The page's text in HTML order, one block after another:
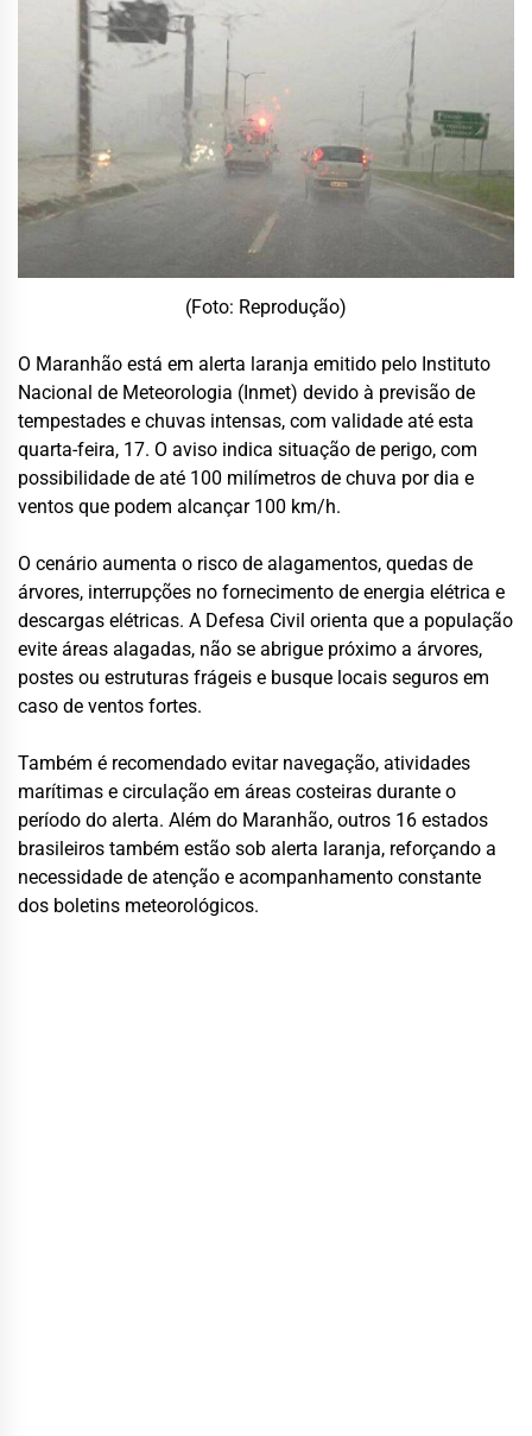
(Foto: Reprodução)
O Maranhão está em alerta laranja emitido pelo Instituto
Nacional de Meteorologia (Inmet) devido à previsão de
tempestades e chuvas intensas, com validade até esta
quarta-feira, 17. O aviso indica situação de perigo, com
possibilidade de até 100 milímetros de chuva por dia e
ventos que podem alcançar 100 km/h.
O cenário aumenta o risco de alagamentos, quedas de
árvores, interrupções no fornecimento de energia elétrica e
descargas elétricas. A Defesa Civil orienta que a população
evite áreas alagadas, não se abrigue próximo a árvores,
postes ou estruturas frágeis e busque locais seguros em
caso de ventos fortes.
Também é recomendado evitar navegação, atividades
marítimas e circulação em áreas costeiras durante o
período do alerta. Além do Maranhão, outros 16 estados
brasileiros também estão sob alerta laranja, reforçando a
necessidade de atenção e acompanhamento constante
dos boletins meteorológicos.